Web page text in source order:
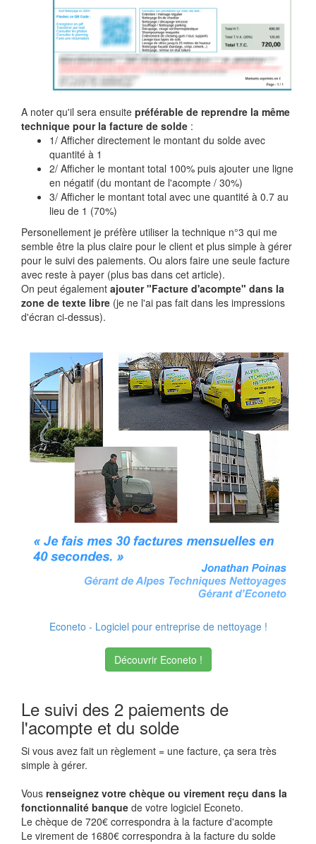
A noter qu'il sera ensuite préférable de reprendre la même
technique pour la facture de solde :
1/ Afficher directement le montant du solde avec
quantité à 1
2/ Afficher le montant total 100% puis ajouter une ligne
en négatif (du montant de l'acompte / 30%)
3/ Afficher le montant total avec une quantité à 0.7 au
lieu de 1 (70%)
Personellement je préfère utiliser la technique n°3 qui me
semble être la plus claire pour le client et plus simple à gérer
pour le suivi des paiements. Ou alors faire une seule facture
avec reste à payer (plus bas dans cet article).
On peut également ajouter "Facture d'acompte" dans la
zone de texte libre (je ne l'ai pas fait dans les impressions
d'écran ci-dessus).
Econeto - Logiciel pour entreprise de nettoyage !
Découvrir Econeto !
Le suivi des 2 paiements de
l'acompte et du solde
Si vous avez fait un règlement = une facture, ça sera très
simple à gérer.
Vous renseignez votre chèque ou virement reçu dans la
fonctionnalité banque de votre logiciel Econeto.
Le chèque de 720€ correspondra à la facture d'acompte
Le virement de 1680€ correspondra à la facture du solde